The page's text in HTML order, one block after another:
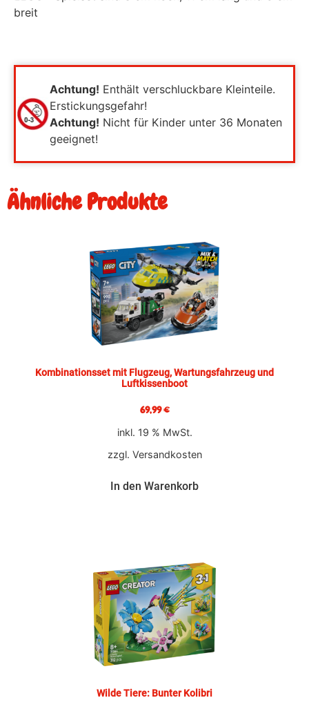
breit
Achtung! Enthält verschluckbare Kleinteile.
Erstickungsgefahr!
Achtung! Nicht für Kinder unter 36 Monaten
geeignet!
Ähnliche Produkte
Kombinationsset mit Flugzeug, Wartungsfahrzeug und
Luftkissenboot
69,99€
inkl. 19 % MwSt.
zzgl. Versandkosten
In den Warenkorb
Wilde Tiere: Bunter Kolibri